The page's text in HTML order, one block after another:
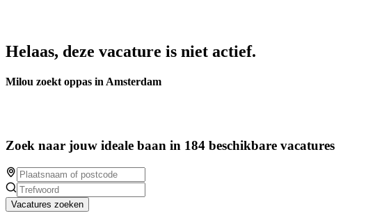
Helaas, deze vacature is niet actief.
Milou zoekt oppas in Amsterdam
Zoek naar jouw ideale baan in 184 beschikbare vacatures
Vacatures zoeken